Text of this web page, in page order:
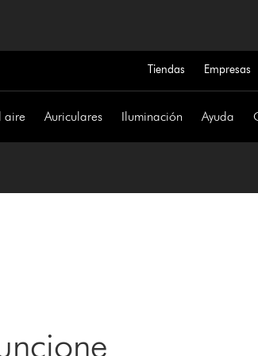
Tiendas Empresas
aire Auriculares Iluminación Ayuda